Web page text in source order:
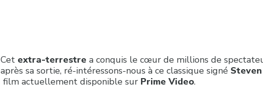
Cet extra-terrestre a conquis le cœur de millions de
après sa sortie, ré-intéressons-nous à ce classique signé
film actuellement disponible sur Prime Video.